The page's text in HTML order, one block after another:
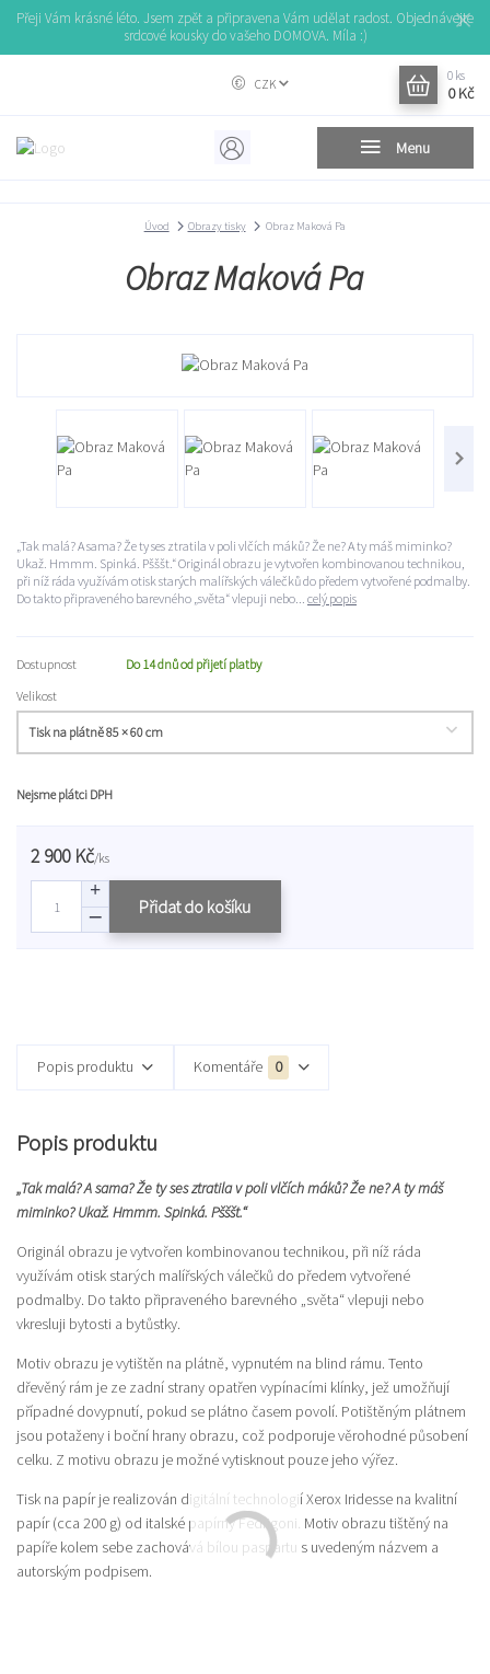
Přeji Vám krásné léto. Jsem zpět a připravena Vám udělat radost. Objednávejte
srdcové kousky do vašeho DOMOVA. Míla :)
Menu
CZK
0 ks
0 Kč
Úvod Obrazy tisky Obraz Maková Pa
Obraz Maková Pa
„Tak malá? A sama? Že ty ses ztratila v poli vlčích máků? Že ne? A ty máš miminko?
Ukaž. Hmmm. Spinká. Pšššt.“ Originál obrazu je vytvořen kombinovanou technikou,
při níž ráda využívám otisk starých malířských válečků do předem vytvořené podmalby.
Do takto připraveného barevného „světa“ vlepuji nebo... celý popis
Dostupnost
Do 14 dnů od přijetí platby
Velikost
Nejsme plátci DPH
2 900 Kč/ks
Přidat do košíku
Popis produktu Komentáře 0
Popis produktu
„Tak malá? A sama? Že ty ses ztratila v poli vlčích máků? Že ne? A ty máš
miminko? Ukaž. Hmmm. Spinká. Pšššt.“
Originál obrazu je vytvořen kombinovanou technikou, při níž ráda
využívám otisk starých malířských válečků do předem vytvořené
podmalby. Do takto připraveného barevného „světa“ vlepuji nebo
vkresluji bytosti a bytůstky.
Motiv obrazu je vytištěn na plátně, vypnutém na blind rámu. Tento
dřevěný rám je ze zadní strany opatřen vypínacími klínky, jež umožňují
případné dovypnutí, pokud se plátno časem povolí. Potištěným plátnem
jsou potaženy i boční hrany obrazu, což podporuje věrohodné působení
celku. Z motivu obrazu je možné vytisknout pouze jeho výřez.
Tisk na papír je realizován digitální technologií Xerox Iridesse na kvalitní
papír (cca 200 g) od italské papírny Fedrigoni. Motiv obrazu tištěný na
papíře kolem sebe zachovává bílou paspartu s uvedeným názvem a
autorským podpisem.